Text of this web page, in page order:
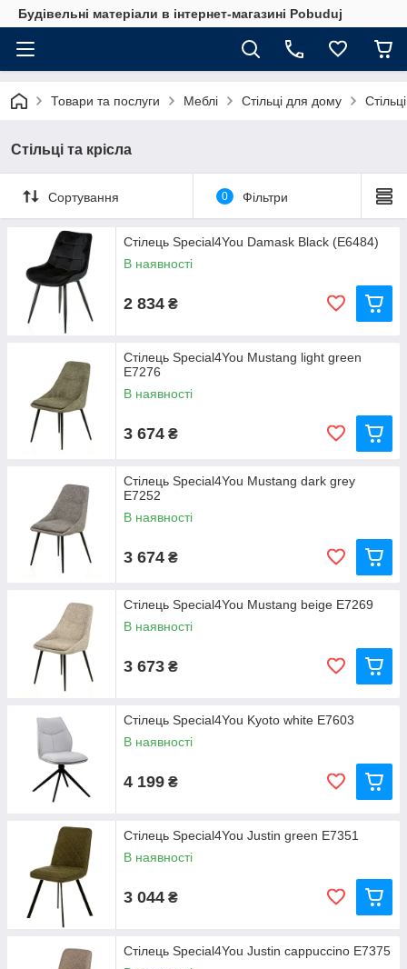
Будівельні матеріали в інтернет-магазині Pobuduj
Товари та послуги Меблі Стільці для дому
Стільці та крісла
Сортування 0 Фільтри
Стілець Special4You Damask Black (E6484)
В наявності
2 834 ₴
Стілець Special4You Mustang light green
E7276
В наявності
3 674 ₴
Стілець Special4You Mustang dark grey
E7252
В наявності
3 674 ₴
Стілець Special4You Mustang beige E7269
В наявності
3 673 ₴
Стілець Special4You Kyoto white E7603
В наявності
4 199 ₴
Стілець Special4You Justin green E7351
В наявності
3 044 ₴
Стілець Special4You Justin cappucсino E7375